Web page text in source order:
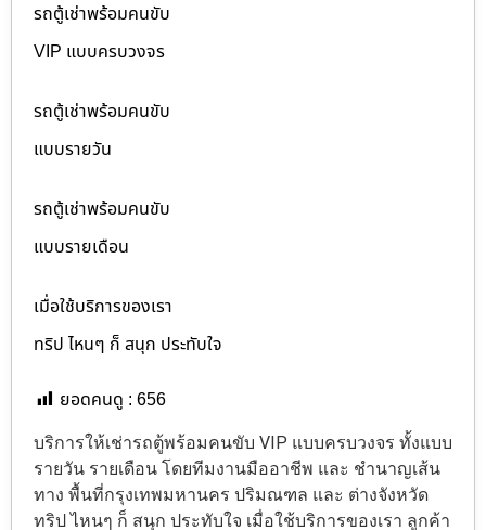
รถตู้เช่าพร้อมคนขับ
VIP แบบครบวงจร
รถตู้เช่าพร้อมคนขับ
แบบรายวัน
รถตู้เช่าพร้อมคนขับ
แบบรายเดือน
เมื่อใช้บริการของเรา
ทริป ไหนๆ ก็ สนุก ประทับใจ
ยอดคนดู : 656
บริการให้เช่ารถตู้พร้อมคนขับ VIP แบบครบวงจร ทั้งแบบ
รายวัน รายเดือน โดยทีมงานมืออาชีพ และ ชำนาญเส้น
ทาง พื้นที่กรุงเทพมหานคร ปริมณฑล และ ต่างจังหวัด
ทริป ไหนๆ ก็ สนุก ประทับใจ เมื่อใช้บริการของเรา ลูกค้า